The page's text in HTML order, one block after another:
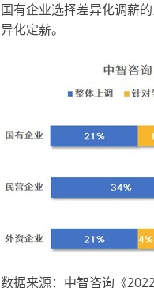
国有企业选择差异化调薪
异化定薪。
数据来源：中智咨询《